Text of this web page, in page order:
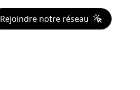
Rejoindre notre réseau